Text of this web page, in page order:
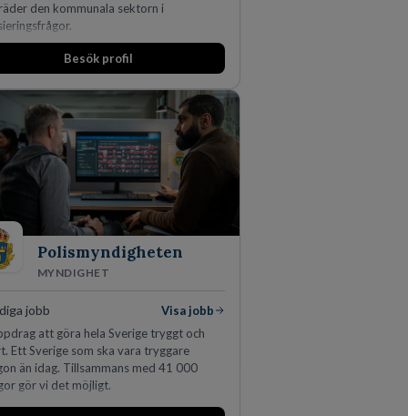
den kommunala sektorn i
Besök profil
Polismyndigheten
MYNDIGHET
jobb
Visa jobb
att göra hela Sverige tryggt och
Ett Sverige som ska vara tryggare
än idag. Tillsammans med 41 000
gör vi det möjligt.